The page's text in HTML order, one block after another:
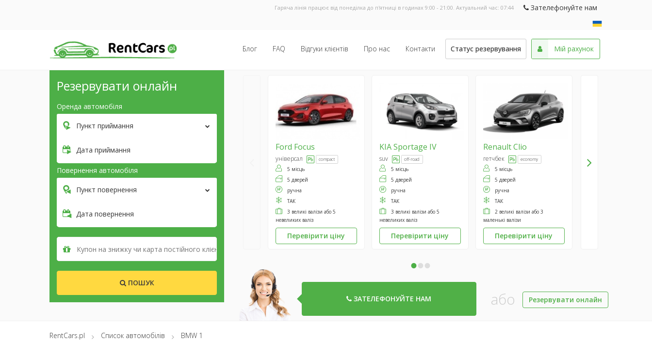
Гаряча лінія працює від понеділка до п'ятниці в годинах 9:00 - 21:00. Актуальний час: 07:44 Зателефонуйте нам
Блог FAQ Відгуки клієнтів Про нас Контакти Статус резервування Мій рахунок
Резервувати онлайн
Оренда автомобіля
Пункт приймання
Дата приймання
Повернення автомобіля
Пункт повернення
Дата повернення
ПОШУК
Ford Focus
універсал compact
5 місць
5 дверей
ручна
ТАК
3 великі валізи або 5
невеликих валіз
Перевірити ціну
KIASportage IV
suv off-road
5 місць
5 дверей
ручна
ТАК
3 великі валізи або 5
невеликих валіз
Перевірити ціну
RenaultClio
гетчбек economy
5 місць
5 дверей
ручна
ТАК
2 великі валізи або 3
маленькі валізи
Перевірити ціну
•••
ЗАТЕЛЕФОНУЙТЕ НАМ або Резервувати онлайн
RentCars.pl Список автомобілів BMW 1